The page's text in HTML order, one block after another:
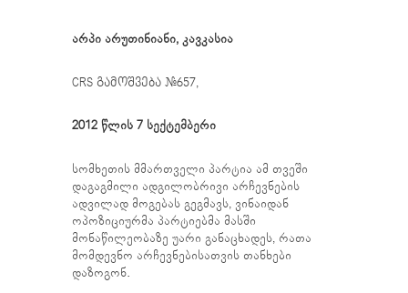
არპი არუთინიანი, კავკასია
CRS გამოშვება #657,
2012 წლის 7 სექტემბერი
სომხეთის მმართველი პარტია ამ თვეში
დაგაგმილი ადგილობრივი არჩევნების
ადვილად მოგებას გეგმავს, ვინაიდან
ოპოზიციურმა პარტიებმა მასში
მონაწილეობაზე უარი განაცხადეს, რათა
მომდევნო არჩევნებისათვის თანხები
დაზოგონ.